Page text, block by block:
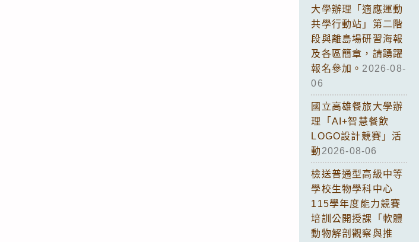
大學辦理「適應運動
共學行動站」第二階
段與離島場研習海報
及各區簡章，請踴躍
報名參加。 2026-08-
06
國立高雄餐旅大學辦
理「AI+智慧餐飲
LOGO設計競賽」活
動 2026-08-06
檢送普通型高級中等
學校生物學科中心
115學年度能力競賽
培訓公開授課「軟體
動物解剖觀察與推